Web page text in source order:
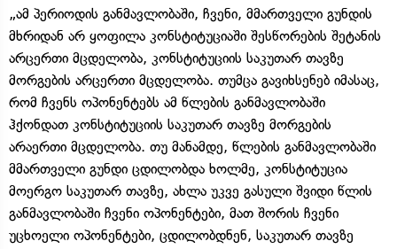
„ამ პერიოდის განმავლობაში, ჩვენი, მმართველი გუნდის
მხრიდან არ ყოფილა კონსტიტუციაში შესწორების შეტანის
არცერთი მცდელობა, კონსტიტუციის საკუთარ თავზე
მორგების არცერთი მცდელობა. თუმცა გავიხსენებ იმასაც,
რომ ჩვენს ოპონენტებს ამ წლების განმავლობაში
ჰქონდათ კონსტიტუციის საკუთარ თავზე მორგების
არაერთი მცდელობა. თუ მანამდე, წლების განმავლობაში
მმართველი გუნდი ცდილობდა ხოლმე, კონსტიტუცია
მოერგო საკუთარ თავზე, ახლა უკვე გასული შვიდი წლის
განმავლობაში ჩვენი ოპონენტები, მათ შორის ჩვენი
უცხოელი ოპონენტები, ცდილობდნენ, საკუთარ თავზე